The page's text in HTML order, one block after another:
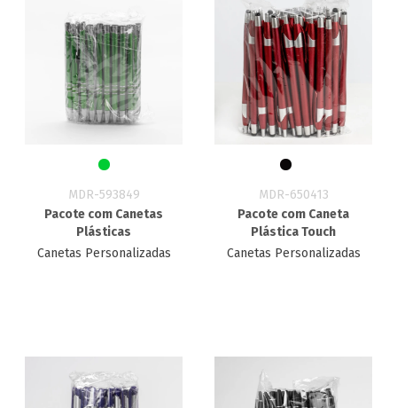
MDR-593849
Pacote com Canetas
Plásticas
Canetas Personalizadas
MDR-650413
Pacote com Caneta
Plástica Touch
Canetas Personalizadas